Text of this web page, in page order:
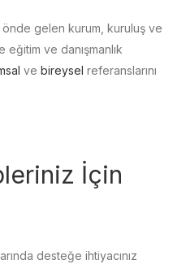
gelen kurum, kuruluş ve
ve danışmanlık
ve bireysel referanslarını
İçin
desteğe ihtiyacınız